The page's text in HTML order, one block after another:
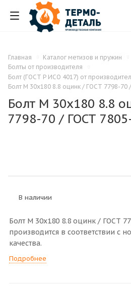
Главная Каталог метизов и пружин
Болты от производителя
Болт (ГОСТ Р ИСО 4017) от
Болт M 30x180 8.8 оцинк / ГОСТ 7798-70
Болт M 30x180 8.8
7798-70 / ГОСТ
В наличии
Болт M 30x180 8.8 оцинк / ГОСТ
производится в соответствии с
качества.
Подробнее